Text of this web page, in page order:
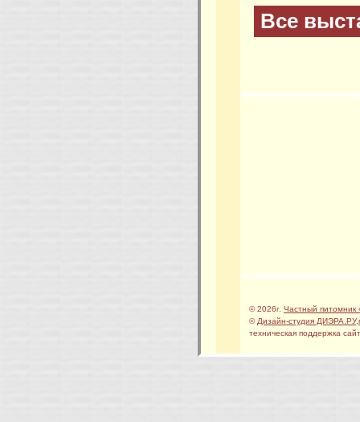
Все
© 2026г. Частный питомник
© Дизайн-студия ДИЭРА.РУ,
техническая поддержка